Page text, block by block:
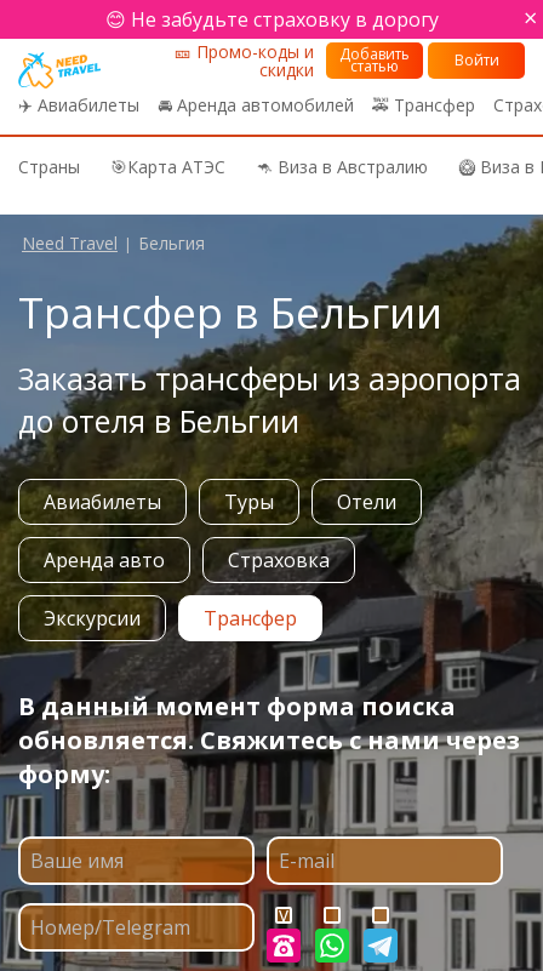
😊 Не забудьте страховку в дорогу ×
✈️ Авиабилеты 🚘 Аренда автомобилей 🚕 Трансфер
🎫 Промо-коды и
скидки
Добавить
статью Войти
Страны 🎯Карта АТЭС 🦘 Виза в Австралию 🥝 Виза
Need Travel | Бельгия
Трансфер в Бельгии
Заказать трансферы из аэропорта
до отеля в Бельгии
Авиабилеты Туры Отели
Аренда авто Страховка
Экскурсии Трансфер
В данный момент форма поиска
обновляется. Свяжитесь с нами через
форму: